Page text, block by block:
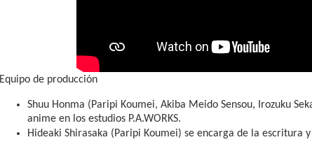
Equipo de producción
Shuu Honma (Paripi Koumei, Akiba Meido Sensou, Irozuku
anime en los estudios P.A.WORKS.
Hideaki Shirasaka (Paripi Koumei) se encarga de la escritura